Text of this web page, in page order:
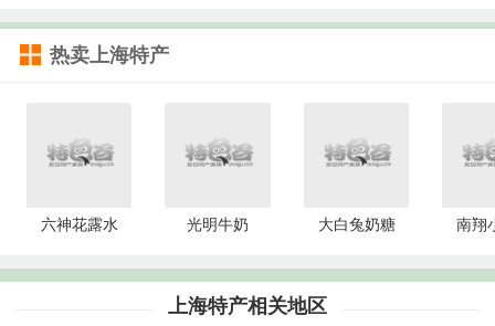
热卖上海特产
六神花露水 光明牛奶 大白兔奶糖 南翔
上海特产相关地区